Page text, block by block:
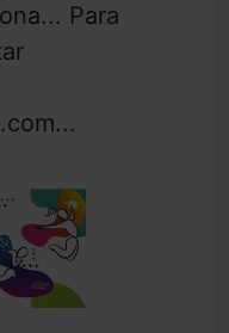
Para